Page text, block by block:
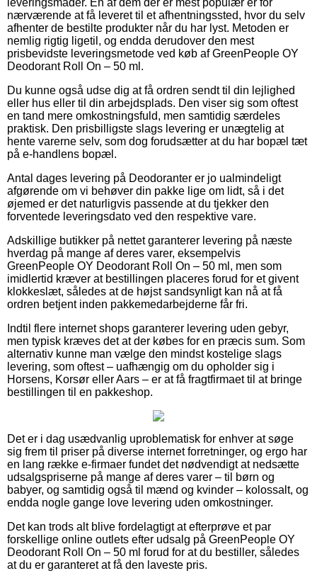
nærværende at få leveret til et afhentningssted, hvor du selv
afhenter de bestilte produkter når du har lyst. Metoden er
nemlig rigtig ligetil, og endda derudover den mest
prisbevidste leveringsmetode ved køb af GreenPeople OY
Deodorant Roll On – 50 ml.
Du kunne også udse dig at få ordren sendt til din lejlighed
eller hus eller til din arbejdsplads. Den viser sig som oftest
en tand mere omkostningsfuld, men samtidig særdeles
praktisk. Den prisbilligste slags levering er unægtelig at
hente varerne selv, som dog forudsætter at du har bopæl tæt
på e-handlens bopæl.
Antal dages levering på Deodoranter er jo ualmindeligt
afgørende om vi behøver din pakke lige om lidt, så i det
øjemed er det naturligvis passende at du tjekker den
forventede leveringsdato ved den respektive vare.
Adskillige butikker på nettet garanterer levering på næste
hverdag på mange af deres varer, eksempelvis
GreenPeople OY Deodorant Roll On – 50 ml, men som
imidlertid kræver at bestillingen placeres forud for et givent
klokkeslæt, således at de højst sandsynligt kan nå at få
ordren betjent inden pakkemedarbejderne får fri.
Indtil flere internet shops garanterer levering uden gebyr,
men typisk kræves det at der købes for en præcis sum. Som
alternativ kunne man vælge den mindst kostelige slags
levering, som oftest – uafhængig om du opholder sig i
Horsens, Korsør eller Aars – er at få fragtfirmaet til at bringe
bestillingen til en pakkeshop.
Det er i dag usædvanlig uproblematisk for enhver at søge
sig frem til priser på diverse internet forretninger, og ergo har
en lang række e-firmaer fundet det nødvendigt at nedsætte
udsalgspriserne på mange af deres varer – til børn og
babyer, og samtidig også til mænd og kvinder – kolossalt, og
endda nogle gange love levering uden omkostninger.
Det kan trods alt blive fordelagtigt at efterprøve et par
forskellige online outlets efter udsalg på GreenPeople OY
Deodorant Roll On – 50 ml forud for at du bestiller, således
at du er garanteret at få den laveste pris.